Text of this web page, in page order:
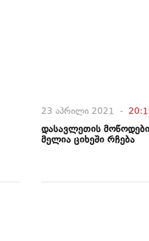
23 აპრილი 2021 -
დასავლეთის
მელია ციხეში რჩება